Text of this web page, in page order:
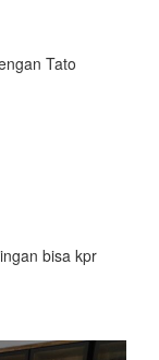
Tato
bisa kpr